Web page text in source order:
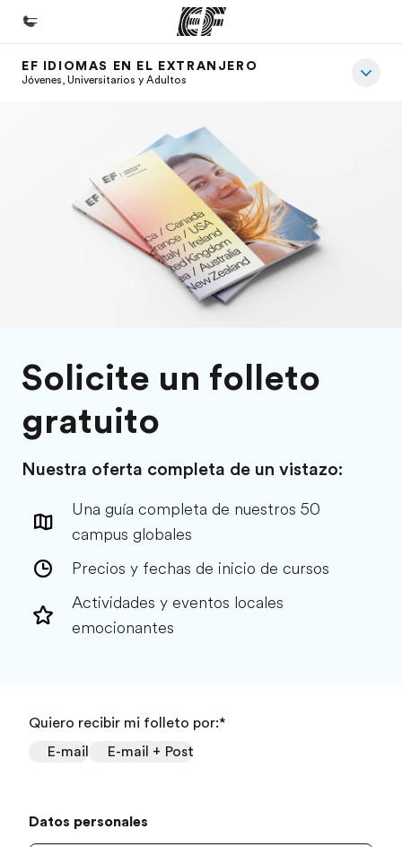
Inicio
Ver todo lo que hacemos
Encuentra una oficina
Únete al equipo
EF IDIOMAS EN EL EXTRANJERO
Jóvenes, Universitarios y Adultos
Solicite un folleto
gratuito
Nuestra oferta completa de un vistazo:
Una guía completa de nuestros 50
campus globales
Precios y fechas de inicio de cursos
Actividades y eventos locales
emocionantes
Quiero recibir mi folleto por:*
E-mail
E-mail + Post
Datos personales